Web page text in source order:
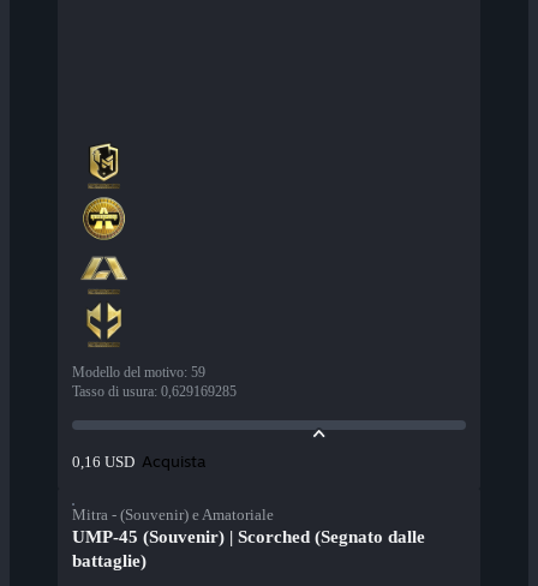
Modello del motivo: 59
Tasso di usura: 0,629169285
0,16 USD Acquista
Mitra - (Souvenir) e Amatoriale
UMP-45 (Souvenir) | Scorched (Segnato dalle
battaglie)